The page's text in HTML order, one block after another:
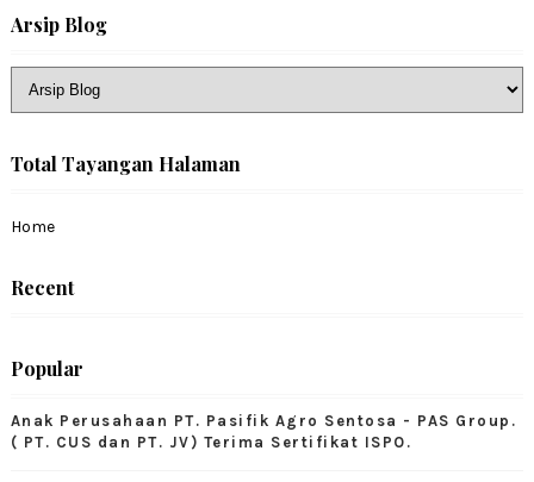
Arsip Blog
Total Tayangan Halaman
Home
Recent
Popular
Anak Perusahaan PT. Pasifik Agro Sentosa - PAS Group.
( PT. CUS dan PT. JV) Terima Sertifikat ISPO.